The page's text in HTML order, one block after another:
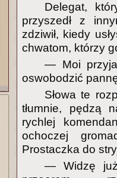
Delegat,
przyszedł z
zdziwił, kiedy
chwatom, którzy
— Moi
oswobodzić
Słowa te
tłumnie, pędzą
rychlej
ochoczej
Prostaczka do
— Widzę